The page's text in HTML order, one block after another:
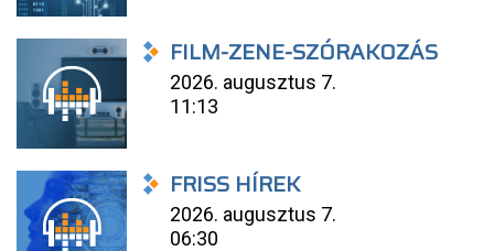
FILM-ZENE-SZÓRAKOZÁS
2026. augusztus 7.
11:13
FRISS HÍREK
2026. augusztus 7.
06:30